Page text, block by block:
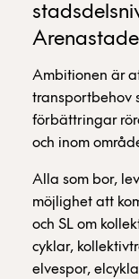
Ambitionen är
transportbehov
förbättringar
och inom
Alla som bor,
möjlighet att
och SL om
cyklar,
elvespor,